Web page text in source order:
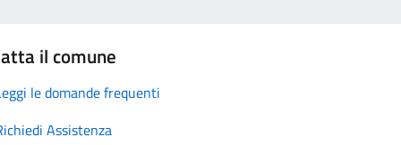
il comune
le domande frequenti
Assistenza